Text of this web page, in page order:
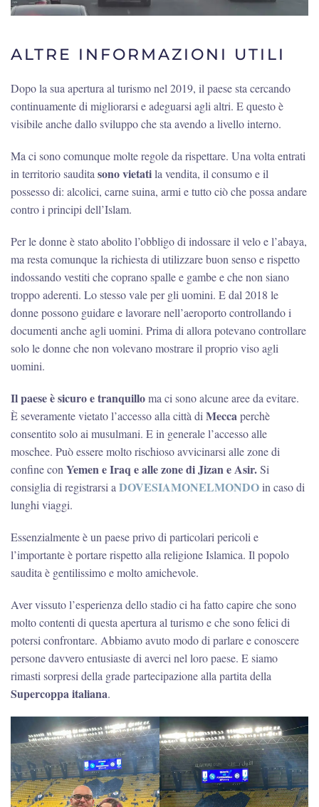
ALTRE INFORMAZIONI UTILI
Dopo la sua apertura al turismo nel 2019, il paese sta cercando
continuamente di migliorarsi e adeguarsi agli altri. E questo è
visibile anche dallo sviluppo che sta avendo a livello interno.
Ma ci sono comunque molte regole da rispettare. Una volta entrati
in territorio saudita sono vietatila vendita, il consumo e il
possesso di: alcolici, carne suina, armi e tutto ciò che possa andare
contro i principi dell’Islam.
Per le donne è stato abolito l’obbligo di indossare il velo e l’abaya,
ma resta comunque la richiesta di utilizzare buon senso e rispetto
indossando vestiti che coprano spalle e gambe e che non siano
troppo aderenti. Lo stesso vale per gli uomini. E dal 2018 le
donne possono guidare e lavorare nell’aeroporto controllando i
documenti anche agli uomini. Prima di allora potevano controllare
solo le donne che non volevano mostrare il proprio viso agli
uomini.
Il paese è sicuro e tranquilloma ci sono alcune aree da evitare.
È severamente vietato l’accesso alla città di Meccaperchè
consentito solo ai musulmani. E in generale l’accesso alle
moschee. Può essere molto rischioso avvicinarsi alle zone di
confine con Yemen e Iraq e alle zone di Jizan e Asir.Si
consiglia di registrarsi a DOVESIAMONELMONDOin caso di
lunghi viaggi.
Essenzialmente è un paese privo di particolari pericoli e
l’importante è portare rispetto alla religione Islamica. Il popolo
saudita è gentilissimo e molto amichevole.
Aver vissuto l’esperienza dello stadio ci ha fatto capire che sono
molto contenti di questa apertura al turismo e che sono felici di
potersi confrontare. Abbiamo avuto modo di parlare e conoscere
persone davvero entusiaste di averci nel loro paese. E siamo
rimasti sorpresi della grade partecipazione alla partita della
Supercoppa italiana.